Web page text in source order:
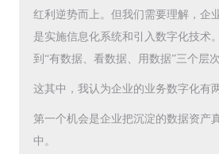
红利逆势而上。但我们需要理解，企
是实施信息化系统和引入数字化技术
到“有数据、看数据、用数据”三个层次
这其中，我认为企业的业务数字化有
第一个机会是企业把沉淀的数据资产
中。